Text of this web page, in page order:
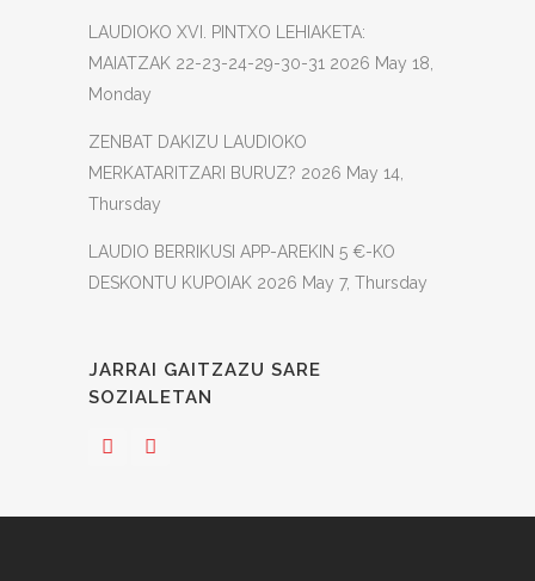
LAUDIOKO XVI. PINTXO LEHIAKETA:
MAIATZAK 22-23-24-29-30-31 2026 May 18,
Monday
ZENBAT DAKIZU LAUDIOKO
MERKATARITZARI BURUZ? 2026 May 14,
Thursday
LAUDIO BERRIKUSI APP-AREKIN 5 €-KO
DESKONTU KUPOIAK 2026 May 7, Thursday
JARRAI GAITZAZU SARE
SOZIALETAN